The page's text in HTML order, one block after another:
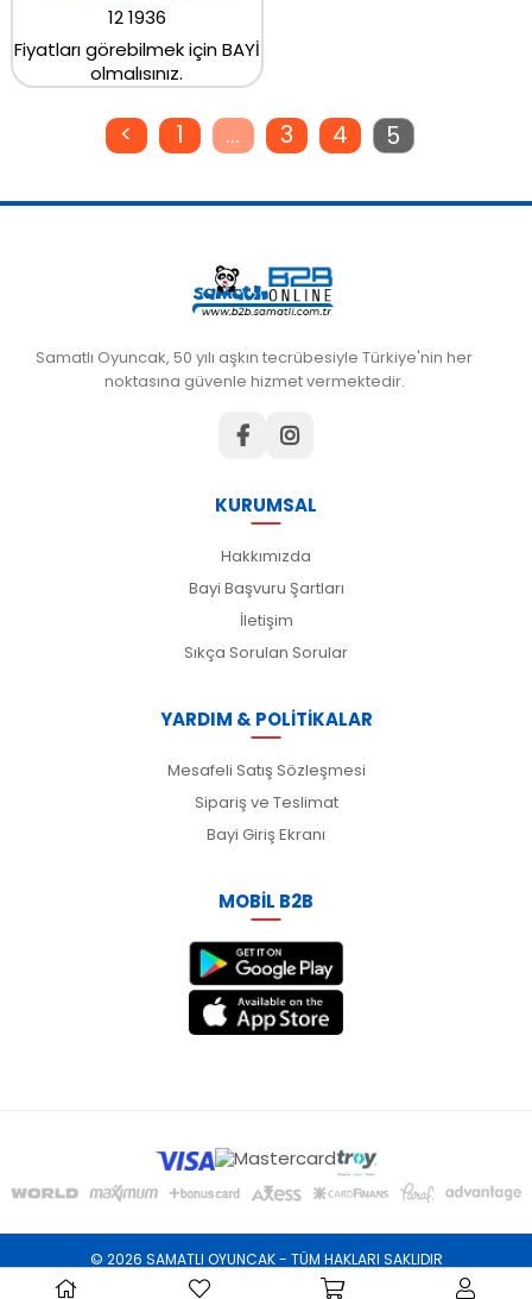
12 1936
Fiyatları görebilmek için BAYİ
olmalısınız.
< 1 ... 3 4 5
Samatlı Oyuncak, 50 yılı aşkın tecrübesiyle Türkiye'nin her
noktasına güvenle hizmet vermektedir.
KURUMSAL
Hakkımızda
Bayi Başvuru Şartları
İletişim
Sıkça Sorulan Sorular
YARDIM & POLİTİKALAR
Mesafeli Satış Sözleşmesi
Sipariş ve Teslimat
Bayi Giriş Ekranı
MOBİL B2B
© 2026 SAMATLI OYUNCAK - TÜM HAKLARI SAKLIDIR